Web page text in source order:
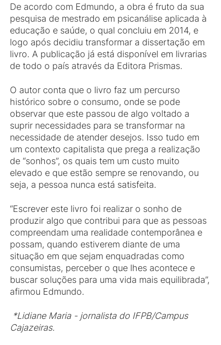
De acordo com Edmundo, a obra é fruto da sua
pesquisa de mestrado em psicanálise aplicada à
educação e saúde, o qual concluiu em 2014, e
logo após decidiu transformar a dissertação em
livro. A publicação já está disponível em livrarias
de todo o país através da Editora Prismas.
O autor conta que o livro faz um percurso
histórico sobre o consumo, onde se pode
observar que este passou de algo voltado a
suprir necessidades para se transformar na
necessidade de atender desejos. Isso tudo em
um contexto capitalista que prega a realização
de “sonhos”, os quais tem um custo muito
elevado e que estão sempre se renovando, ou
seja, a pessoa nunca está satisfeita.
“Escrever este livro foi realizar o sonho de
produzir algo que contribui para que as pessoas
compreendam uma realidade contemporânea e
possam, quando estiverem diante de uma
situação em que sejam enquadradas como
consumistas, perceber o que lhes acontece e
buscar soluções para uma vida mais equilibrada”,
afirmou Edmundo.
*Lidiane Maria - jornalista do IFPB/Campus
Cajazeiras.